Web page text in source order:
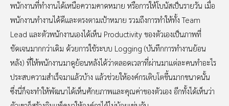
พนักงานที่ทำงานได้เหนือความคาดหมาย หรือการให้โบนัสเป็นรายวัน เมื่อ
พนักงานทำงานได้ดีและตรงตามเป้าหมาย รวมถึงการทำให้ทั้ง Team
Lead และตัวพนักงานเองได้เห็น Productivity ของตัวเองเป็นภาพที่
ชัดเจนมากกว่าเดิม ด้วยการใช้ระบบ Logging (บันทึกการทำงานย้อน
หลัง) ที่ให้พนักงานมาดูย้อนหลังได้ว่าตลอดเวลาที่ผ่านมาแต่ละคนทำอะไร
ประสบความสำเร็จมาแล้วบ้าง แล้วช่วยให้องค์กรเติบโตขึ้นมากขนาดนั้น
ซึ่งนี่ก็จะทำให้พัฒนาได้เห็นศักยภาพและคุณค่าของตัวเอง อีกทั้งได้เห็นว่า